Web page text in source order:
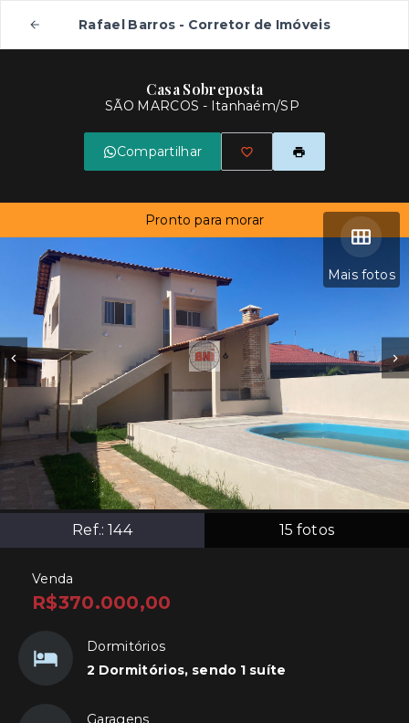
Rafael Barros - Corretor de Imóveis
Casa Sobreposta
SÃO MARCOS - Itanhaém/SP
Compartilhar
Mais fotos
Ref.:144 15 fotos
Pronto para morar
Venda
R$370.000,00
Dormitórios
2 Dormitórios, sendo 1 suíte
Garagens